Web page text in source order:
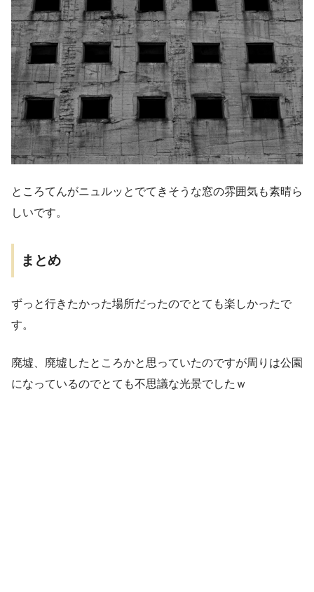
ところてんがニュルッとでてきそうな窓の雰囲気も素晴ら
しいです。
まとめ
ずっと行きたかった場所だったのでとても楽しかったで
す。
廃墟、廃墟したところかと思っていたのですが周りは公園
になっているのでとても不思議な光景でしたｗ